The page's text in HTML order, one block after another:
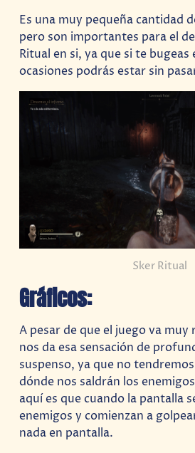
Es una muy pequeña cantidad
pero son importantes para el
Ritual en si, ya que si te bugeas
ocasiones podrás estar sin
Sker Ritual
Gráficos:
A pesar de que el juego va muy
nos da esa sensación de
suspenso, ya que no
dónde nos saldrán los
aquí es que cuando la pantalla
enemigos y comienzan a
nada en pantalla.